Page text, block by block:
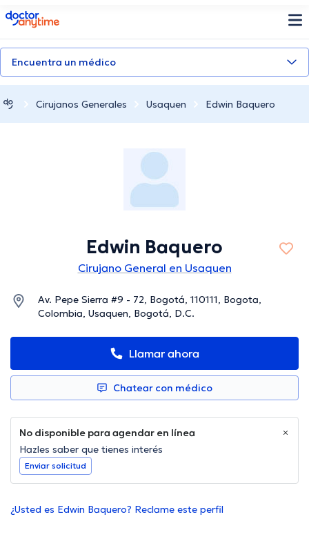
doctoranytime
Encuentra un médico
Cirujanos Generales Usaquen Edwin Baquero
Edwin Baquero
Cirujano General en Usaquen
Av. Pepe Sierra #9 - 72, Bogotá, 110111, Bogota,
Colombia, Usaquen, Bogotá, D.C.
Llamar ahora
Chatear con médico
No disponible para agendar en línea
Hazles saber que tienes interés
Enviar solicitud
¿Usted es Edwin Baquero? Reclame este perfil